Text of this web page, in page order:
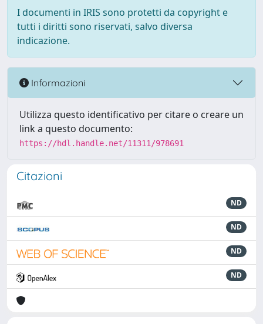
I documenti in IRIS sono protetti da copyright e
tutti i diritti sono riservati, salvo diversa
indicazione.
Informazioni
Utilizza questo identificativo per citare o creare un
link a questo documento:
https://hdl.handle.net/11311/978691
Citazioni
ND
ND
ND
ND